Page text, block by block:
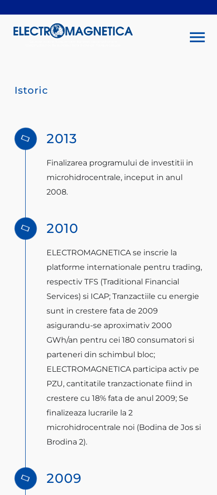
content
SUSTENABILITATE
PRODUSE ȘI SERVICII
CONTACT
Istoric
2013
Finalizarea programului de investitii in
microhidrocentrale, inceput in anul
2008.
2010
ELECTROMAGNETICA se inscrie la
platforme internationale pentru trading,
respectiv TFS (Traditional Financial
Services) si ICAP; Tranzactiile cu energie
sunt in crestere fata de 2009
asigurandu-se aproximativ 2000
GWh/an pentru cei 180 consumatori si
parteneri din schimbul bloc;
ELECTROMAGNETICA participa activ pe
PZU, cantitatile tranzactionate fiind in
crestere cu 18% fata de anul 2009; Se
finalizeaza lucrarile la 2
microhidrocentrale noi (Bodina de Jos si
Brodina 2).
2009